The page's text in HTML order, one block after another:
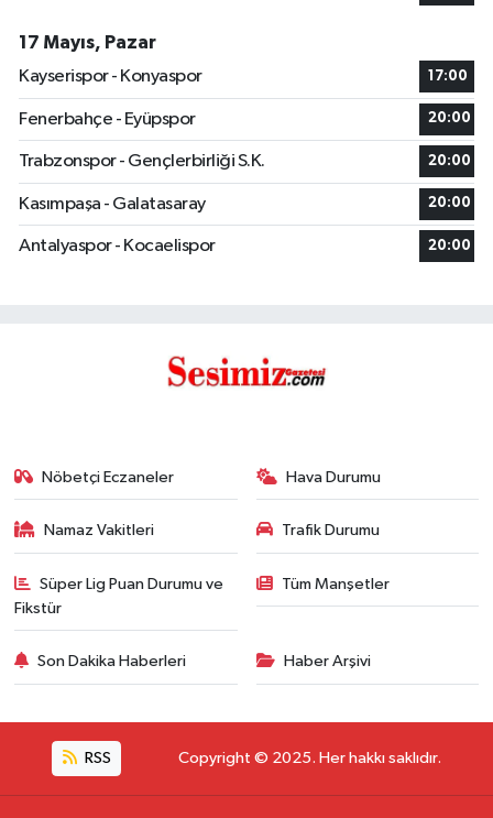
17 Mayıs, Pazar
Kayserispor - Konyaspor
17:00
Fenerbahçe - Eyüpspor 20:00
Trabzonspor - Gençlerbirliği S.K. 20:00
Kasımpaşa - Galatasaray 20:00
Antalyaspor - Kocaelispor 20:00
Nöbetçi Eczaneler Hava Durumu
Namaz Vakitleri Trafik Durumu
Süper Lig Puan Durumu ve
Fikstür
Tüm Manşetler
Son Dakika Haberleri Haber Arşivi
RSS Copyright © 2025. Her hakkı saklıdır.